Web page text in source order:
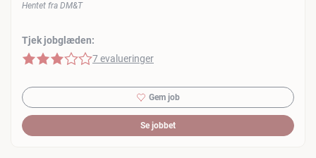
Tjek jobglæden:
3 af 5 stjerner
7 evalueringer
Hentet fra DM&T
Gem job
Se jobbet